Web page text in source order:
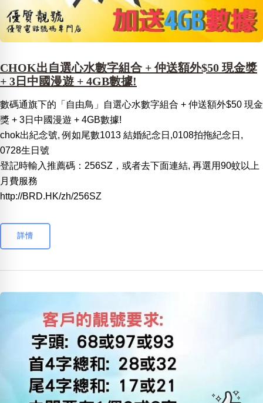
CHOK出自選心水數字組合 + 仲送額外$50 現金獎
+ 3日中國漫遊 + 4GB數據!
數碼通旗下的「自由鳥」自選心水數字組合 + 仲送額外$50 現金
獎 + 3日中國漫遊 + 4GB數據!
chok出紀念號, 例如尾數1013 結婚紀念日,0108拍拖紀念日,
0728生日號
登記時輸入推薦碼：256SZ，或者去下面連結, 再選用90蚊以上
月費服務
http://BRD.HK/zh/256SZ
詳情